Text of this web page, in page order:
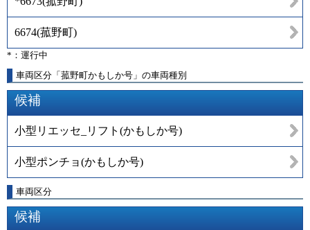
6674(菰野町)
*：運行中
車両区分「菰野町かもしか号」の車両種別
候補
小型リエッセ_リフト(かもしか号)
小型ポンチョ(かもしか号)
車両区分
候補